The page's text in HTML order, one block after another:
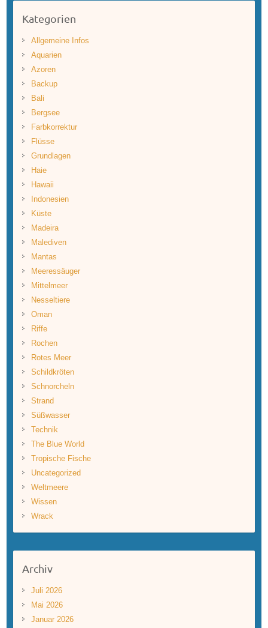
Kategorien
Allgemeine Infos
Aquarien
Azoren
Backup
Bali
Bergsee
Farbkorrektur
Flüsse
Grundlagen
Haie
Hawaii
Indonesien
Küste
Madeira
Malediven
Mantas
Meeressäuger
Mittelmeer
Nesseltiere
Oman
Riffe
Rochen
Rotes Meer
Schildkröten
Schnorcheln
Strand
Süßwasser
Technik
The Blue World
Tropische Fische
Uncategorized
Weltmeere
Wissen
Wrack
Archiv
Juli 2026
Mai 2026
Januar 2026